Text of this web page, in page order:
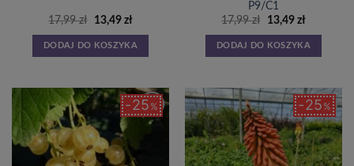
17,99zł
Pierwotna
wynosiła:
17,99 zł.
13,49 złAktualna
wynosi:
13,49 zł.
DODAJ DO KOSZYKA
P9/C1
17,99zł
Pierwotna
wynosiła:
17,99 zł.
13,49 złAktualna
wynosi:
13,49 zł.
DODAJ DO KOSZYKA
25%
Dodaj
życzeń
25%
Dodaj
do
listy
życzeń